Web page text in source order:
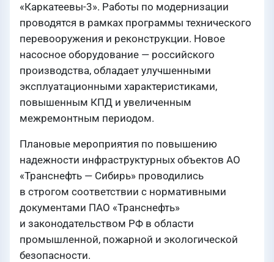
«Каркатеевы-3». Работы по модернизации
проводятся в рамках программы технического
перевооружения и реконструкции. Новое
насосное оборудование — российского
производства, обладает улучшенными
эксплуатационными характеристиками,
повышенным КПД и увеличенным
межремонтным периодом.
Плановые мероприятия по повышению
надежности инфраструктурных объектов АО
«Транснефть — Сибирь» проводились
в строгом соответствии с нормативными
документами ПАО «Транснефть»
и законодательством РФ в области
промышленной, пожарной и экологической
безопасности.